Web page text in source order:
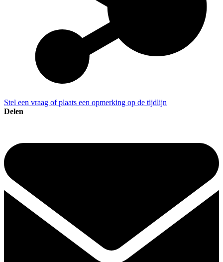
Stel een vraag of plaats een opmerking op de tijdlijn
Delen